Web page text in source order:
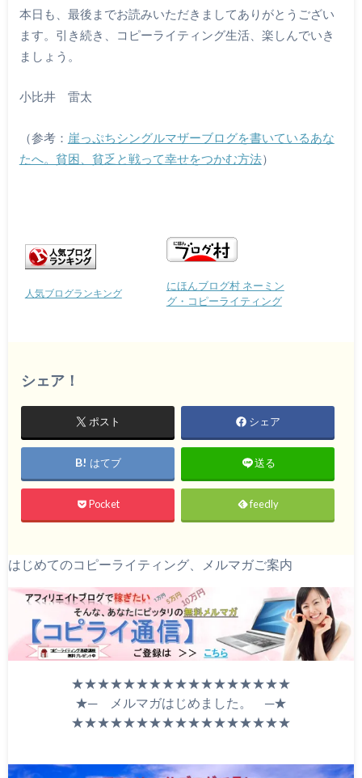
本日も、最後までお読みいただきましてありがとうござい
ます。引き続き、コピーライティング生活、楽しんでいき
ましょう。
小比井 雷太
（参考： 崖っぷちシングルマザーブログを書いているあな
たへ。貧困、貧乏と戦って幸せをつかむ方法）
人気ブログランキング
にほんブログ村 ネーミン
グ・コピーライティング
シェア！
ポスト シェア
はてブ 送る
Pocket feedly
はじめてのコピーライティング、メルマガご案内
★★★★★★★★★★★★★★★★★
★─ メルマガはじめました。 ─★
★★★★★★★★★★★★★★★★★